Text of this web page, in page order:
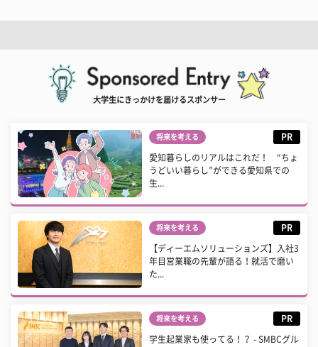
大学生にきっかけを届けるスポンサー
将来を考える PR
愛知暮らしのリアルはこれだ！ “ちょ
うどいい暮らし”ができる愛知県での
生...
将来を考える PR
【ディーエムソリューションズ】入社3
年目営業職の先輩が語る！就活で磨い
た...
将来を考える PR
学生起業家も使ってる！？ - SMBCグル